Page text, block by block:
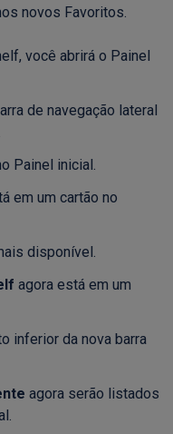
novos Favoritos.
você abrirá o Painel
de navegação lateral
Painel inicial.
em um cartão no
disponível.
agora está em um
inferior da nova barra
agora serão listados